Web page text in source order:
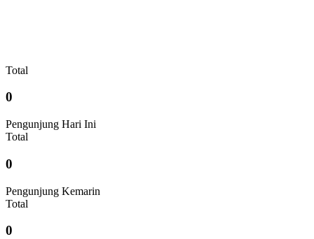
Total
0
Pengunjung Hari Ini
Total
0
Pengunjung Kemarin
Total
0